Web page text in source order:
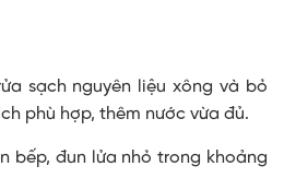
sạch nguyên liệu xông và bỏ
phù hợp, thêm nước vừa đủ.
bếp, đun lửa nhỏ trong khoảng